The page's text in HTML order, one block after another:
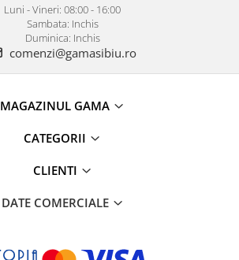
Luni - Vineri: 08:00 - 16:00
Sambata: Inchis
Duminica: Inchis
comenzi@gamasibiu.ro
MAGAZINUL GAMA
CATEGORII
CLIENTI
DATE COMERCIALE